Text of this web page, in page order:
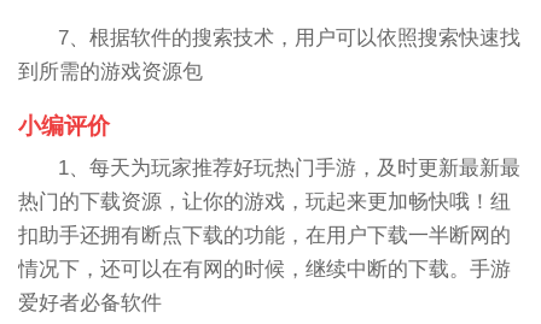
7、根据软件的搜索技术，用户可以依照搜索快速找
到所需的游戏资源包
小编评价
1、每天为玩家推荐好玩热门手游，及时更新最新最
热门的下载资源，让你的游戏，玩起来更加畅快哦！纽
扣助手还拥有断点下载的功能，在用户下载一半断网的
情况下，还可以在有网的时候，继续中断的下载。手游
爱好者必备软件